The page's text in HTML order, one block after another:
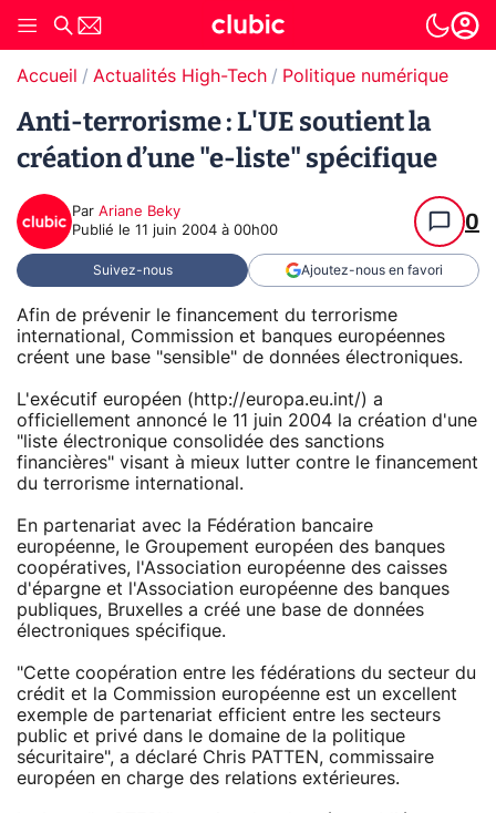
Accueil Actualités High-Tech Politique numérique
Anti-terrorisme : L'UE soutient la
création d’une "e-liste" spécifique
Par Ariane Beky
Publié le 11 juin 2004 à 00h00 0
Suivez-nous Ajoutez-nous en favori
Afin de prévenir le financement du terrorisme
international, Commission et banques européennes
créent une base "sensible" de données électroniques.
L'exécutif européen (http://europa.eu.int/) a
officiellement annoncé le 11 juin 2004 la création d'une
"liste électronique consolidée des sanctions
financières" visant à mieux lutter contre le financement
du terrorisme international.
En partenariat avec la Fédération bancaire
européenne, le Groupement européen des banques
coopératives, l'Association européenne des caisses
d'épargne et l'Association européenne des banques
publiques, Bruxelles a créé une base de données
électroniques spécifique.
"Cette coopération entre les fédérations du secteur du
crédit et la Commission européenne est un excellent
exemple de partenariat efficient entre les secteurs
public et privé dans le domaine de la politique
sécuritaire", a déclaré Chris PATTEN, commissaire
européen en charge des relations extérieures.